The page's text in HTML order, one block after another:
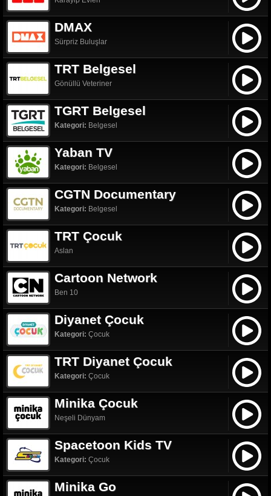
DMAX
Sürpriz Buluşlar
TRT Belgesel
Gönüllü Veteriner
TGRT Belgesel
Kategori: Belgesel
Yaban TV
Kategori: Belgesel
CGTN Documentary
Kategori: Belgesel
TRT Çocuk
Aslan
Cartoon Network
Ben 10
Diyanet Çocuk
Kategori: Çocuk
TRT Diyanet Çocuk
Kategori: Çocuk
Minika Çocuk
Neşeli Dünyam
Spacetoon Kids TV
Kategori: Çocuk
Minika Go